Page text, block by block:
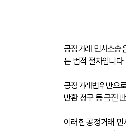
공정거래 민사소송
는 법적 절차입니다.
공정거래법위반으
반환 청구 등 금전
이러한 공정거래